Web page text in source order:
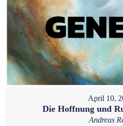
April 10,
Die Hoffnung und
Andreas